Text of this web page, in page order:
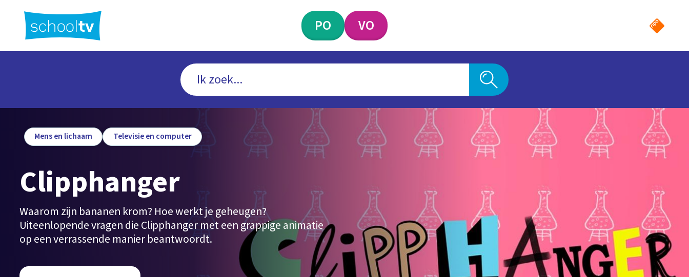
hoofdinhoud
PO VO
Mens en lichaam Televisie en computer
Clipphanger
Waarom zijn bananen krom? Hoe werkt je geheugen?
Uiteenlopende vragen die Clipphanger met een grappige animatie
op een verrassende manier beantwoordt.
Type videos